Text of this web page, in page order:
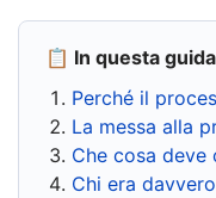
📋 In questa guida
Perché il
La messa alla
Che cosa
Chi era